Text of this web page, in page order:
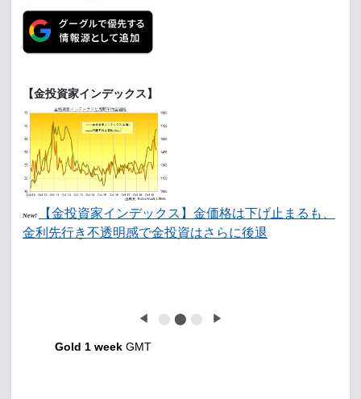
【金投資家インデックス】
New!
【金投資家インデックス】金価格は下げ止まるも、
金利先行き不透明感で金投資はさらに後退
◀ ⬤ ⬤ ⬤ ▶
Gold 1 week GMT